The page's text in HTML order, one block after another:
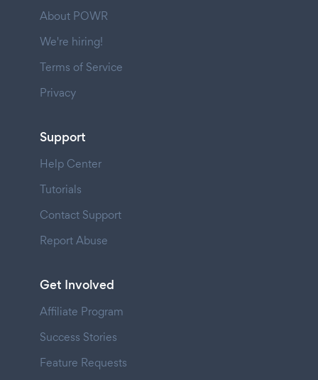
About POWR
We're hiring!
Terms of Service
Privacy
Support
Help Center
Tutorials
Contact Support
Report Abuse
Get Involved
Affiliate Program
Success Stories
Feature Requests